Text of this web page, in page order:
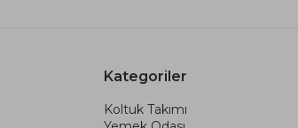
Kategoriler
Koltuk Takımı